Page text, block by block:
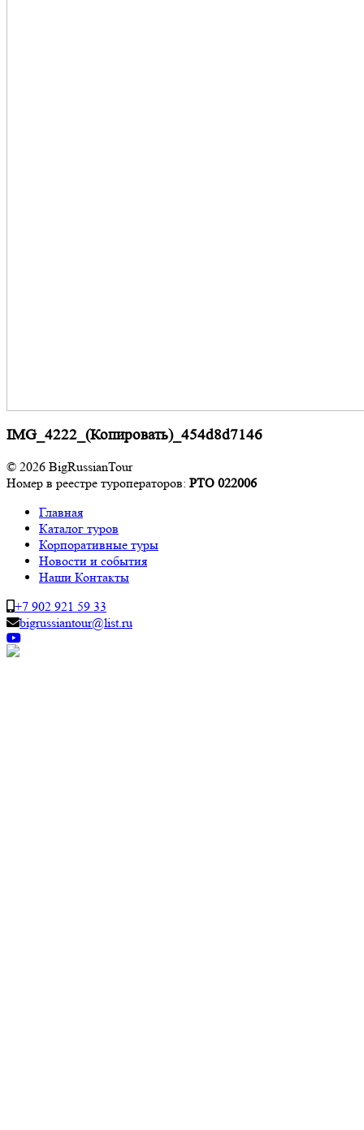
IMG_4222_(Копировать)_454d8d7146
© 2026 BigRussianTour
Номер в реестре туроператоров: РТО 022006
Главная
Каталог туров
Корпоративные туры
Новости и события
Наши Контакты
+7 902 921 59 33
bigrussiantour@list.ru